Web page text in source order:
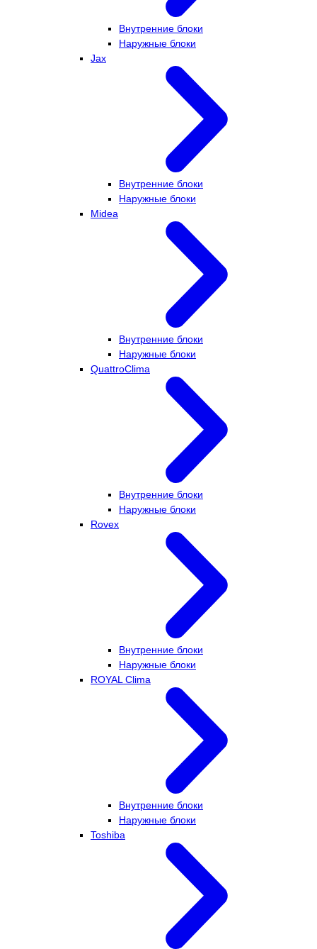
Внутренние блоки
Наружные блоки
Jax
Внутренние блоки
Наружные блоки
Midea
Внутренние блоки
Наружные блоки
QuattroClima
Внутренние блоки
Наружные блоки
Rovex
Внутренние блоки
Наружные блоки
ROYAL Clima
Внутренние блоки
Наружные блоки
Toshiba